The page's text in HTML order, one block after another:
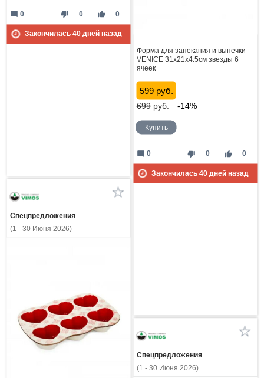
thumb_down 0 thumb_up 0
mode_comment 0
Закончилась 40дней назад
Форма для запекания и выпечки
VENICE 31x21x4.5см звезды 6
ячеек
599 руб.
699руб. -14%
Купить
thumb_down 0 thumb_up 0
mode_comment 0
Закончилась 40дней назад
Спецпредложения
(1 - 30 Июня 2026)
Спецпредложения
(1 - 30 Июня 2026)